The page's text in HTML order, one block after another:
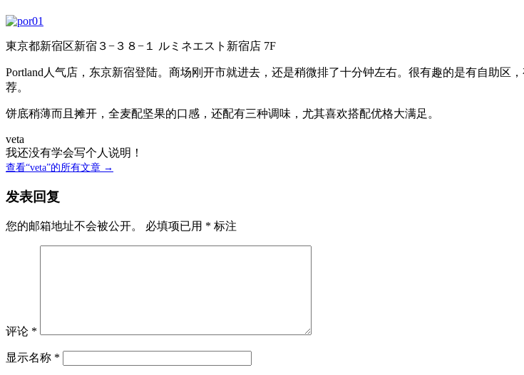
東京都新宿区新宿３−３８−１ ルミネエスト新宿店 7F
Portland人气店，东京新宿登陆。商场刚开市就进去，还是稍微排了十分钟左右。很有趣的是有自助
荐。
饼底稍薄而且摊开，全麦配坚果的口感，还配有三种调味，尤其喜欢搭配优格大满足。
veta
我还没有学会写个人说明！
查看“veta”的所有文章 →
发表回复
您的邮箱地址不会被公开。 必填项已用 * 标注
评论 *
显示名称 *